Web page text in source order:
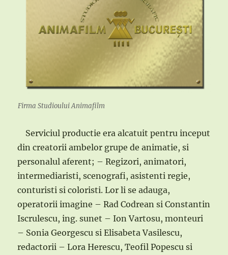
Firma Studioului Animafilm
Serviciul productie era alcatuit pentru inceput
din creatorii ambelor grupe de animatie, si
personalul aferent; – Regizori, animatori,
intermediaristi, scenografi, asistenti regie,
conturisti si coloristi. Lor li se adauga,
operatorii imagine – Rad Codrean si Constantin
Iscrulescu, ing. sunet – Ion Vartosu, monteuri
– Sonia Georgescu si Elisabeta Vasilescu,
redactorii – Lora Herescu, Teofil Popescu si